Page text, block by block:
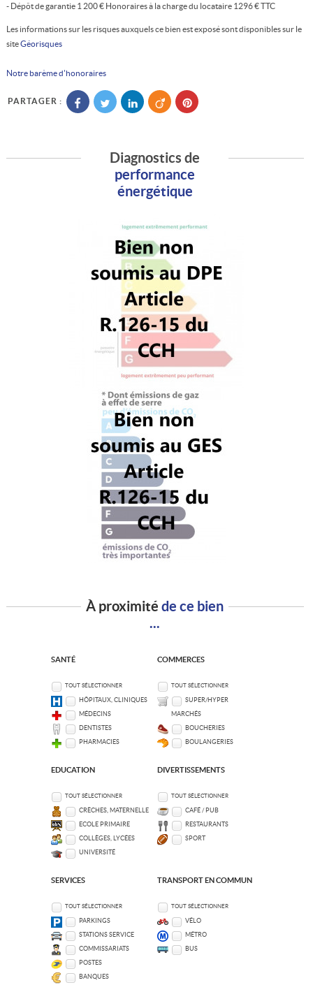
- Dépôt de garantie 1 200 € Honoraires à la charge du locataire 1296 € TTC
Les informations sur les risques auxquels ce bien est exposé sont disponibles sur le
siteGéorisques
Notre barème d'honoraires
PARTAGER :
Diagnostics de
performance
énergétique
À proximitéde ce bien
...
SANTÉ
TOUT SÉLECTIONNER
HÔPITAUX, CLINIQUES
MÉDECINS
DENTISTES
PHARMACIES
COMMERCES
TOUT SÉLECTIONNER
SUPER/HYPER
MARCHÉS
BOUCHERIES
BOULANGERIES
EDUCATION
TOUT SÉLECTIONNER
CRÈCHES, MATERNELLE
ECOLE PRIMAIRE
COLLÈGES, LYCÉES
UNIVERSITÉ
DIVERTISSEMENTS
TOUT SÉLECTIONNER
CAFÉ / PUB
RESTAURANTS
SPORT
SERVICES
TOUT SÉLECTIONNER
PARKINGS
STATIONS SERVICE
COMMISSARIATS
POSTES
BANQUES
TRANSPORT EN COMMUN
TOUT SÉLECTIONNER
VÉLO
MÉTRO
BUS